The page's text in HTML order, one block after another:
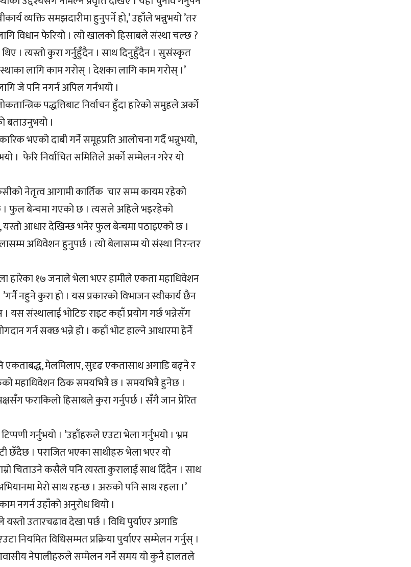
व्यक्ति समझदारीमा हुनुपर्ने हो,’ उहाँले भन्नुभयो ’तर
विधान फेरियो । त्यो खालको हिसाबले संस्था चल्छ ?
। त्यस्तो कुरा गर्नुहुँदैन । साथ दिनुहुँदैन । सुसंस्कृत
लागि काम गरोस् । देशका लागि काम गरोस् ।’
जे पनि नगर्न अपिल गर्नभयो ।
पद्धत्तिबाट निर्वाचन हुँदा हारेको समुहले अर्को
बताउनुभयो ।
भएको दाबी गर्ने समूहप्रति आलोचना गर्दै भन्नुभयो,
। फेरि निर्वाचित समितिले अर्को सम्मेलन गरेर यो
नेतृत्व आगामी कार्तिक चार सम्म कायम रहेको
। फुल बेन्चमा गएको छ । त्यसले अहिले भइरहेको
यस्तो आधार देखिन्छ भनेर फुल बेन्चमा पठाइएको छ ।
अधिवेशन हुनुपर्छ । त्यो बेलासम्म यो संस्था निरन्तर
हारेका १७ जनाले भेला भएर हामीले एकता महाधिवेशन
नहुने कुरा हो । यस प्रकारको विभाजन स्वीकार्य छैन
। यस संस्थालाई भोटिङ राइट कहाँ प्रयोग गर्छ भन्नेसँग
गर्न सक्छ भन्ने हो । कहाँ भोट हाल्ने आधारमा हेर्ने
एकताबद्ध, मेलमिलाप, सुदृढ एकतासाथ अगाडि बढ्ने र
महाधिवेशन ठिक समयभित्रै छ । समयभित्रै हुनेछ ।
फराकिलो हिसाबले कुरा गर्नुपर्छ । सँगै जान प्रेरित
गर्नुभयो । ’उहाँहरुले एउटा भेला गर्नुभयो । भ्रम
छँदैछ । पराजित भएका साथीहरु भेला भएर यो
चिताउने कसैले पनि त्यस्ता कुरालाई साथ दिँदैन । साथ
मेरो साथ रहन्छ । अरुको पनि साथ रहला ।’
नगर्न उहाँको अनुरोध थियो ।
उतारचढाव देखा पर्छ । विधि पुर्याएर अगाडि
नियमित विधिसम्मत प्रक्रिया पुर्याएर सम्मेलन गर्नुस् ।
नेपालीहरुले सम्मेलन गर्ने समय यो कुनै हालतले